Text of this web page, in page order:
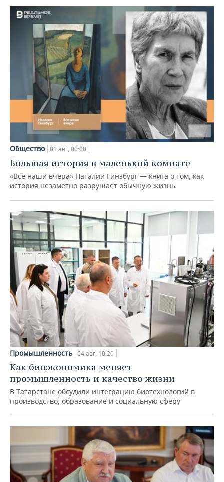
Общество 01 авг, 00:00
Большая история в маленькой комнате
«Все наши вчера» Наталии Гинзбург — книга о том, как
история незаметно разрушает обычную жизнь
Промышленность 04 авг, 10:20
Как биоэкономика меняет
промышленность и качество жизни
В Татарстане обсудили интеграцию биотехнологий в
производство, образование и социальную сферу